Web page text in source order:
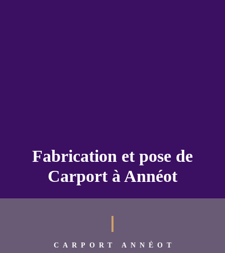
Fabrication et pose de
Carport à Annéot
CARPORT ANNÉOT